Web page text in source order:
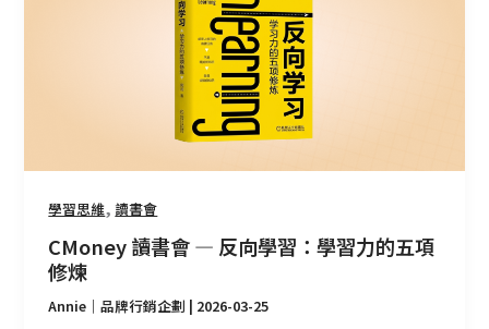
學習思維,讀書會
CMoney 讀書會 — 反向學習：學習力的五項
修煉
Annie｜品牌行銷企劃 | 2026-03-25
學
習
力
的
五
項